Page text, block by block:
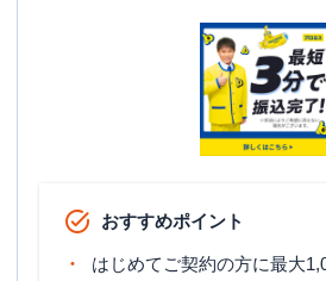
おすすめポイント
はじめてご契約の方に最大